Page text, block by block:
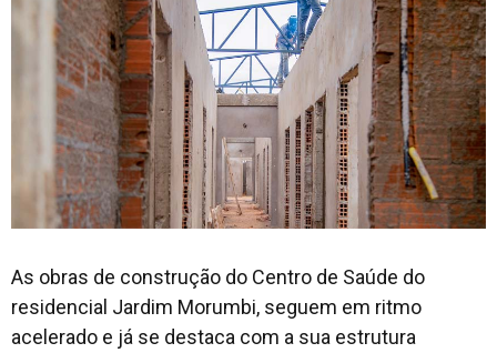
As obras de construção do Centro de Saúde do
residencial Jardim Morumbi, seguem em ritmo
acelerado e já se destaca com a sua estrutura